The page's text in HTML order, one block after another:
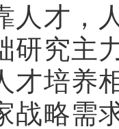
人才，
研究主
才培养
战略需